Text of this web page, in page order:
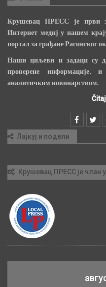
Крушевац ПРЕСС је први
Интернет медиј у нашем
портал за грађане Расинског
Наши циљеви и задаци су
проверене
аналитичким новинарством.
Лајкуј и подели
Крушевац ПРЕСС је члан